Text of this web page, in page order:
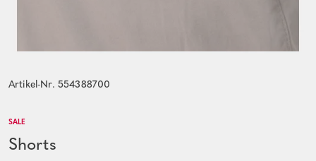
Artikel-Nr. 554388700
SALE
Shorts